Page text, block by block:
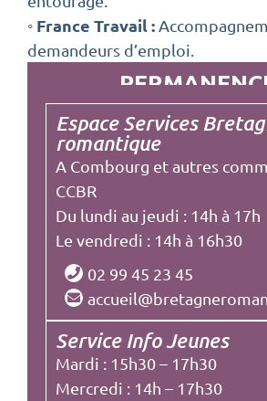
◦ France Travail :
demandeurs d’emploi.
Espace Services
romantique
A Combourg et autres
CCBR
Du lundi au jeudi : 14h à 17h
Le vendredi : 14h à 16h30
02 99 45 23 45
Service Info Jeunes
Mardi : 15h30 – 17h30
Mercredi : 14h – 17h30